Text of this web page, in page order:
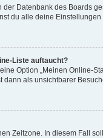
Datenbank des Boards
du alle deine Einstellungen
Liste auftaucht?
Option „Meinen Online-
dann als unsichtbarer
Zeitzone. In diesem Fall